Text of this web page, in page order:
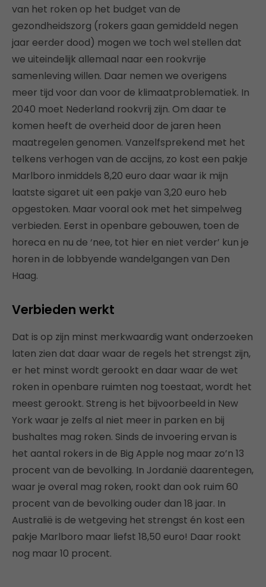
van het roken op het budget van de
gezondheidszorg (rokers gaan gemiddeld negen
jaar eerder dood) mogen we toch wel stellen dat
we uiteindelijk allemaal naar een rookvrije
samenleving willen. Daar nemen we overigens
meer tijd voor dan voor de klimaatproblematiek. In
2040 moet Nederland rookvrij zijn. Om daar te
komen heeft de overheid door de jaren heen
maatregelen genomen. Vanzelfsprekend met het
telkens verhogen van de accijns, zo kost een pakje
Marlboro inmiddels 8,20 euro daar waar ik mijn
laatste sigaret uit een pakje van 3,20 euro heb
opgestoken. Maar vooral ook met het simpelweg
verbieden. Eerst in openbare gebouwen, toen de
horeca en nu de ‘nee, tot hier en niet verder’ kun je
horen in de lobbyende wandelgangen van Den
Haag.
Verbieden werkt
Dat is op zijn minst merkwaardig want onderzoeken
laten zien dat daar waar de regels het strengst zijn,
er het minst wordt gerookt en daar waar de wet
roken in openbare ruimten nog toestaat, wordt het
meest gerookt. Streng is het bijvoorbeeld in New
York waar je zelfs al niet meer in parken en bij
bushaltes mag roken. Sinds de invoering ervan is
het aantal rokers in de Big Apple nog maar zo’n 13
procent van de bevolking. In Jordanië daarentegen,
waar je overal mag roken, rookt dan ook ruim 60
procent van de bevolking ouder dan 18 jaar. In
Australië is de wetgeving het strengst én kost een
pakje Marlboro maar liefst 18,50 euro! Daar rookt
nog maar 10 procent.